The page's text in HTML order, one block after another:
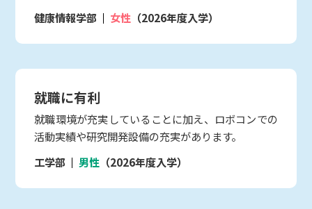
健康情報学部
女性 （2026年度入学）
就職に有利
就職環境が充実していることに加え、ロボコンでの
活動実績や研究開発設備の充実があります。
工学部
男性 （2026年度入学）